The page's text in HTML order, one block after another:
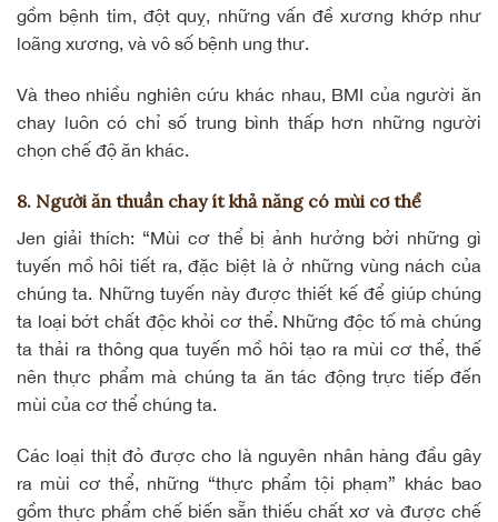
gồm bệnh tim, đột quỵ, những vấn đề xương khớp như
loãng xương, và vô số bệnh ung thư.
Và theo nhiều nghiên cứu khác nhau, BMI của người ăn
chay luôn có chỉ số trung bình thấp hơn những người
chọn chế độ ăn khác.
8. Người ăn thuần chay ít khả năng có mùi cơ thể
Jen giải thích: “Mùi cơ thể bị ảnh hưởng bởi những gì
tuyến mồ hôi tiết ra, đặc biệt là ở những vùng nách của
chúng ta. Những tuyến này được thiết kế để giúp chúng
ta loại bớt chất độc khỏi cơ thể. Những độc tố mà chúng
ta thải ra thông qua tuyến mồ hôi tạo ra mùi cơ thể, thế
nên thực phẩm mà chúng ta ăn tác động trực tiếp đến
mùi của cơ thể chúng ta.
Các loại thịt đỏ được cho là nguyên nhân hàng đầu gây
ra mùi cơ thể, những “thực phẩm tội phạm” khác bao
gồm thực phẩm chế biến sẵn thiếu chất xơ và được chế